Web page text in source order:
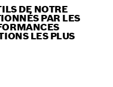
DE NOTRE
PAR LES
LES PLUS